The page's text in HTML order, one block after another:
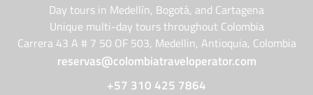
Day tours in Medellín, Bogotá, and Cartagena
Unique multi-day tours throughout Colombia
Carrera 43 A # 7 50 OF 503, Medellin, Antioquia, Colombia
reservas@colombiatraveloperator.com
+57 310 425 7864